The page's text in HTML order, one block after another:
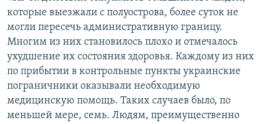
которые выезжали с полуострова, более суток не
могли пересечь административную границу.
Многим из них становилось плохо и отмечалось
ухудшение их состояния здоровья. Каждому из них
по прибытии в контрольные пункты украинские
пограничники оказывали необходимую
медицинскую помощь. Таких случаев было, по
меньшей мере, семь. Людям, преимущественно